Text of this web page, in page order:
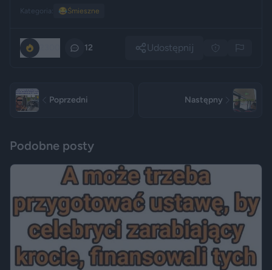
Kategoria: 😂Śmieszne
12 Udostępnij
Poprzedni Następny
Podobne posty